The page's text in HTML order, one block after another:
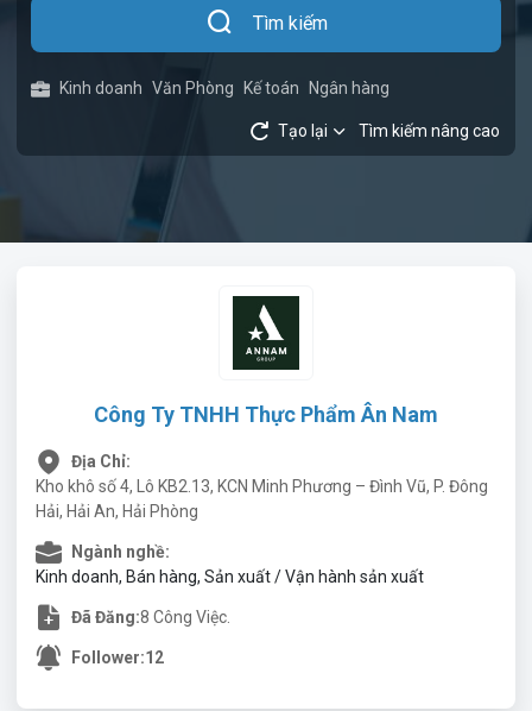
Tìm kiếm
Kinh doanh Văn Phòng Kế toán Ngân hàng
Tạo lại Tìm kiếm nâng cao
Công Ty TNHH Thực Phẩm Ân Nam
Địa Chỉ:
Kho khô số 4, Lô KB2.13, KCN Minh Phương – Đình Vũ, P. Đông
Hải, Hải An, Hải Phòng
Ngành nghề:
Kinh doanh, Bán hàng, Sản xuất / Vận hành sản xuất
Đã Đăng:8 Công Việc.
Follower:12